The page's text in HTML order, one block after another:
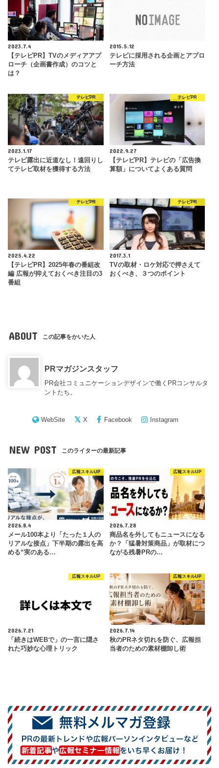
2023.7.4
【テレビPR】TVのメディアアプ
ローチ（企画書作成）のコツと
は？
2015.5.12
テレビに採用される企画とアプロ
ーチ方法
テレビPR
2023.1.17
テレビ露出に近道なし！遠回りし
てテレビ取材を獲得する方法
テレビPR
2022.9.27
【テレビPR】テレビの「広告換
算額」についてよくある質問
テレビPR
2025.4.22
【テレビPR】2025年春の番組改
編 広報が抑えておくべき注目の3
番組
テレビPR
2017.3.1
TVの取材・ロケ対応で押さえて
おくべき、３つのポイント
ABOUT この記事をかいた人
PRマガジンスタッフ
PR会社コミュニケーションデザインで働くPRコンサルタ
ントたち。
WebSite X Facebook Instagram
NEW POST このライターの最新記事
広報スキルUP
2026.8.4
メール100本より「たった１人の
リアルな接点」下半期の露出を高
める“実のある…
広報スキルUP
2026.7.28
商品名を外してもニュースになる
か？「猛暑対策商品」が取材につ
ながる残暑PRの…
広報スキルUP
2026.7.21
「続きはWEBで」の一言に隠さ
れた巧妙な心理トリック
広報スキルUP
2026.7.14
秋のPRネタ切れを防ぐ、広報担
当者のための素材棚卸し術